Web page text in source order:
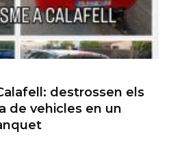
destrossen els
de vehicles en un